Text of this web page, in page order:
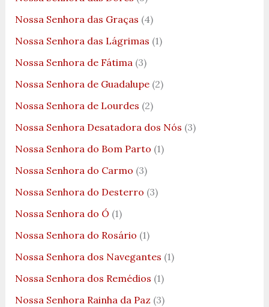
Nossa Senhora das Graças (4)
Nossa Senhora das Lágrimas (1)
Nossa Senhora de Fátima(3)
Nossa Senhora de Guadalupe(2)
Nossa Senhora de Lourdes (2)
Nossa Senhora Desatadora dos Nós (3)
Nossa Senhora do Bom Parto (1)
Nossa Senhora do Carmo (3)
Nossa Senhora do Desterro (3)
Nossa Senhora do Ó (1)
Nossa Senhora do Rosário (1)
Nossa Senhora dos Navegantes (1)
Nossa Senhora dos Remédios (1)
Nossa Senhora Rainha da Paz (3)